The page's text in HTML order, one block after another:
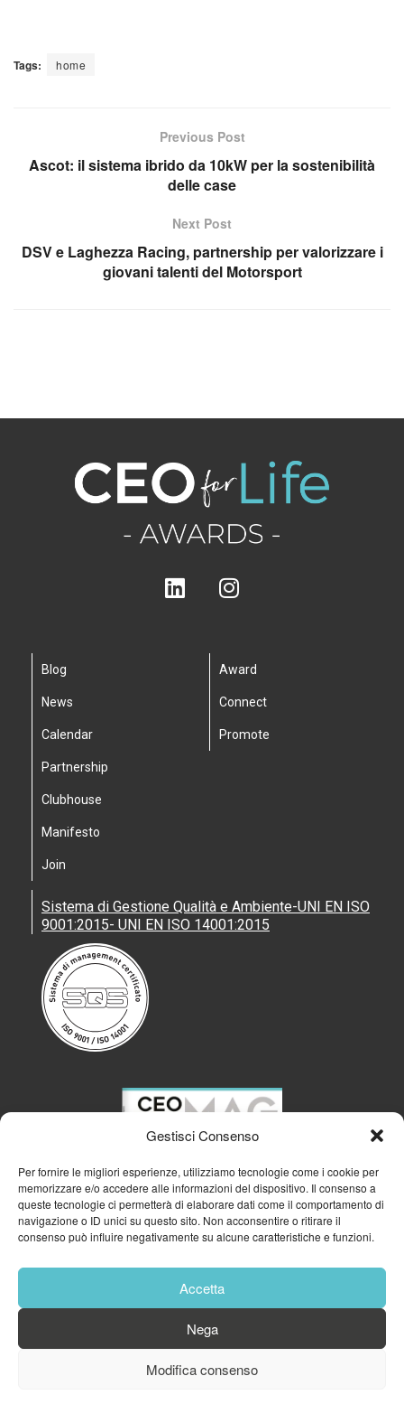
Gestisci Consenso
Per fornire le migliori esperienze, utilizziamo tecnologie come i cookie per
memorizzare e/o accedere alle informazioni del dispositivo. Il consenso a
queste tecnologie ci permetterà di elaborare dati come il comportamento di
navigazione o ID unici su questo sito. Non acconsentire o ritirare il
consenso può influire negativamente su alcune caratteristiche e funzioni.
Accetta
Nega
Modifica consenso
Tags: home
Previous Post
Ascot: il sistema ibrido da 10kW per la sostenibilità
delle case
Next Post
DSV e Laghezza Racing, partnership per valorizzare i
giovani talenti del Motorsport
Blog
News
Calendar
Partnership
Clubhouse
Manifesto
Join
Award
Connect
Promote
Sistema di Gestione Qualità e Ambiente-UNI EN ISO
9001:2015- UNI EN ISO 14001:2015
GFA GENERAL MANAGEMENT S.R.L.